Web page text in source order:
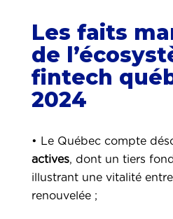
Les faits
de
fintech
2024
• Le Québec compte
actives, dont un tiers
illustrant une vitalité
renouvelée ;